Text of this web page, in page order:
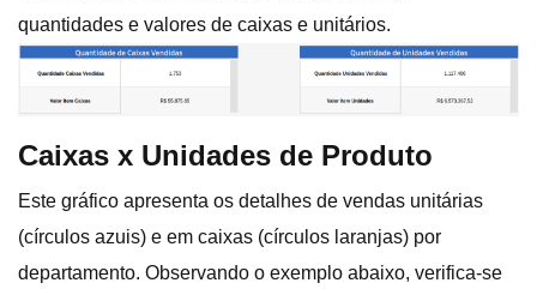
quantidades e valores de caixas e unitários.
Caixas x Unidades de Produto
Este gráfico apresenta os detalhes de vendas unitárias
(círculos azuis) e em caixas (círculos laranjas) por
departamento. Observando o exemplo abaixo, verifica-se